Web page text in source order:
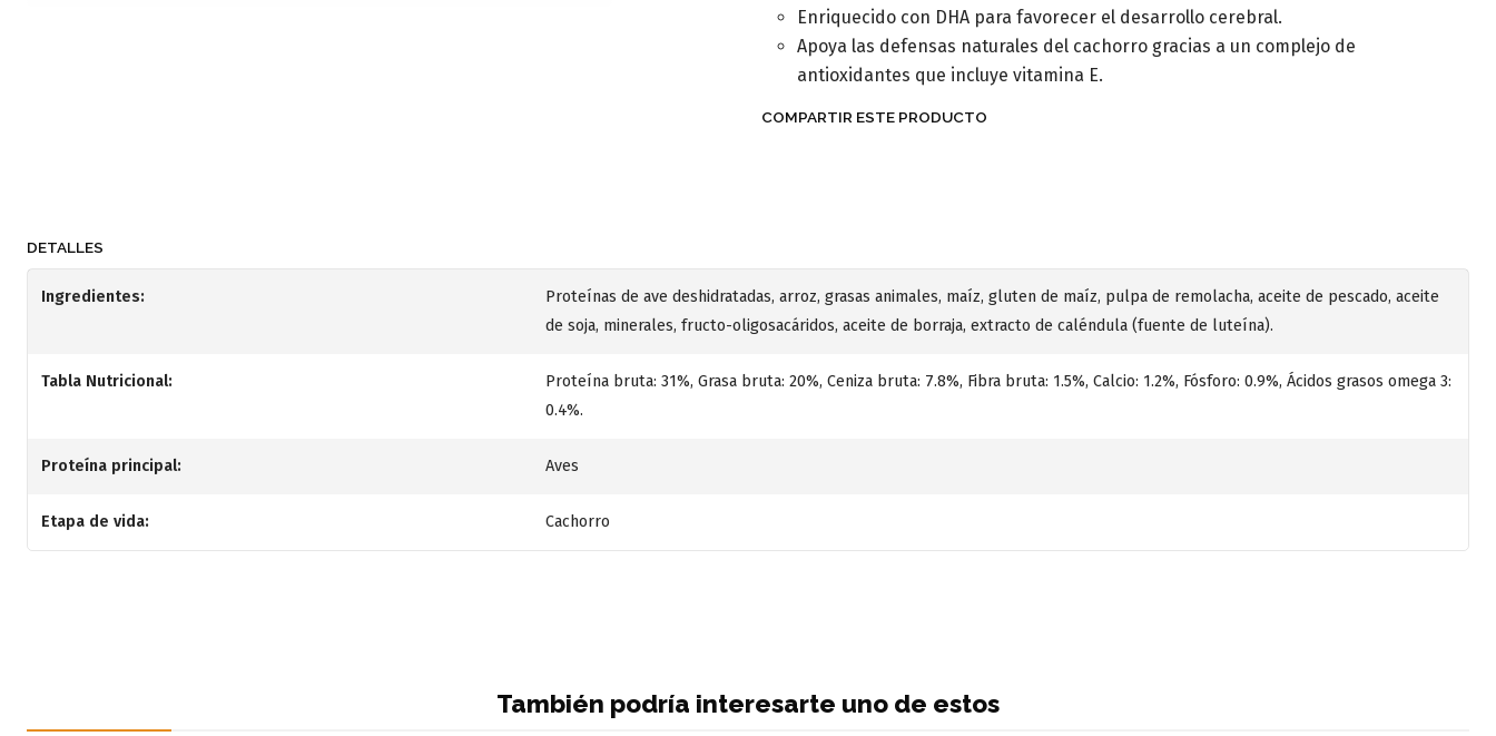
Enriquecido con DHA para favorecer el desarrollo cerebral.
Apoya las defensas naturales del cachorro gracias a un complejo de
antioxidantes que incluye vitamina E.
COMPARTIR ESTE PRODUCTO
DETALLES
Ingredientes:
Proteínas de ave deshidratadas, arroz, grasas animales, maíz, gluten de maíz, pulpa de remolacha, aceite de pescado, aceite
de soja, minerales, fructo-oligosacáridos, aceite de borraja, extracto de caléndula (fuente de luteína).
Tabla Nutricional:
Proteína bruta: 31%, Grasa bruta: 20%, Ceniza bruta: 7.8%, Fibra bruta: 1.5%, Calcio: 1.2%, Fósforo: 0.9%, Ácidos grasos omega 3:
0.4%.
Proteína principal: Aves
Etapa de vida: Cachorro
También podría interesarte uno de estos